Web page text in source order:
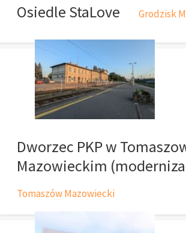
Osiedle StaLove Grodzisk
Dworzec PKP w
Mazowieckim
Tomaszów Mazowiecki